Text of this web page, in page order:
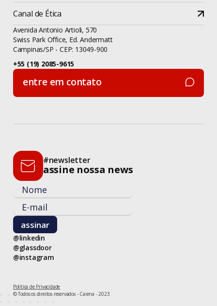
Canal de Ética
Avenida Antonio Artioli, 570
Swiss Park Office, Ed. Andermatt
Campinas/SP - CEP: 13049-900
+55 (19) 2085-9615
entre em contato
entre em contato
#newsletter
assine nossa news
@linkedin
@glassdoor
@instagram
Política de Privacidade
© Todos os direitos reservados - Caiena - 2023